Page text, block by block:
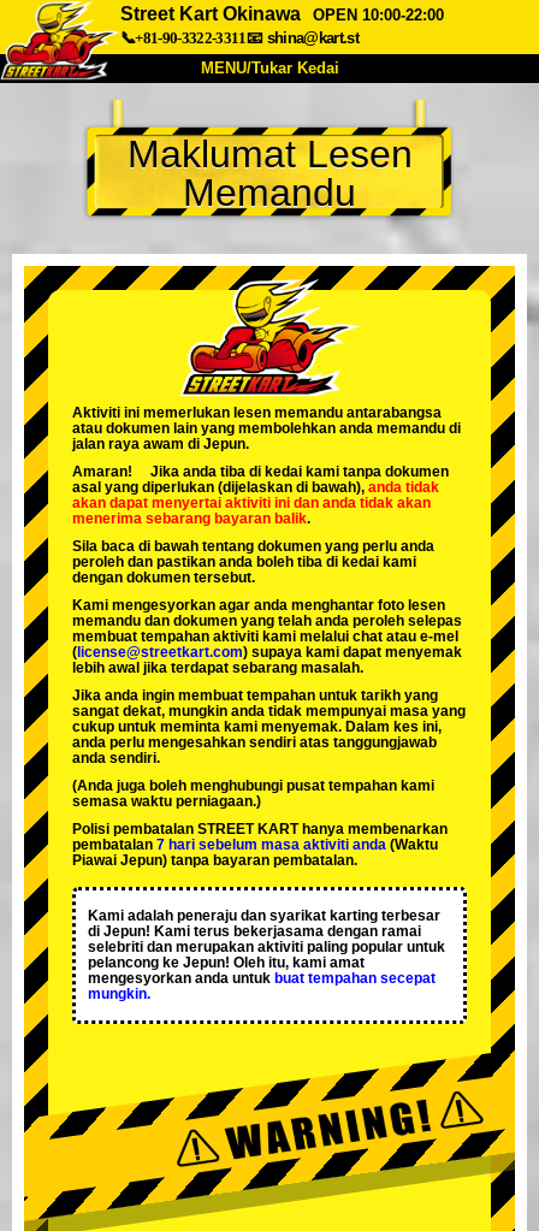
Street Kart Okinawa
OPEN 10:00-22:00
📞+81-90-3322-3311📧 shina@kart.st
MENU/Tukar Kedai
Tentang Spesifikasi Harga
Akses Suara Soalan Lazim
Tukar Kedai
Tokyo Akihabara#1
Tokyo Akihabara#2
Tokyo Shibuya Annex Tokyo Bay
Tokyo Asakusa
Okinawa
Maklumat Lesen
Memandu
Aktiviti ini memerlukan lesen memandu antarabangsa
atau dokumen lain yang membolehkan anda memandu di
jalan raya awam di Jepun.
Amaran! Jika anda tiba di kedai kami tanpa dokumen
asal yang diperlukan (dijelaskan di bawah), anda tidak
akan dapat menyertai aktiviti ini dan anda tidak akan
menerima sebarang bayaran balik.
Sila baca di bawah tentang dokumen yang perlu anda
peroleh dan pastikan anda boleh tiba di kedai kami
dengan dokumen tersebut.
Kami mengesyorkan agar anda menghantar foto lesen
memandu dan dokumen yang telah anda peroleh selepas
membuat tempahan aktiviti kami melalui chat atau e-mel
( license@streetkart.com) supaya kami dapat menyemak
lebih awal jika terdapat sebarang masalah.
Jika anda ingin membuat tempahan untuk tarikh yang
sangat dekat, mungkin anda tidak mempunyai masa yang
cukup untuk meminta kami menyemak. Dalam kes ini,
anda perlu mengesahkan sendiri atas tanggungjawab
anda sendiri.
(Anda juga boleh menghubungi pusat tempahan kami
semasa waktu perniagaan.)
Polisi pembatalan STREET KART hanya membenarkan
pembatalan 7 hari sebelum masa aktiviti anda (Waktu
Piawai Jepun) tanpa bayaran pembatalan.
Kami adalah peneraju dan syarikat karting terbesar
di Jepun! Kami terus bekerjasama dengan ramai
selebriti dan merupakan aktiviti paling popular untuk
pelancong ke Jepun! Oleh itu, kami amat
mengesyorkan anda untuk buat tempahan secepat
mungkin.